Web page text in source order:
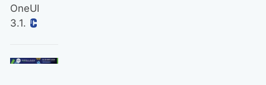
OneUI
3.1.